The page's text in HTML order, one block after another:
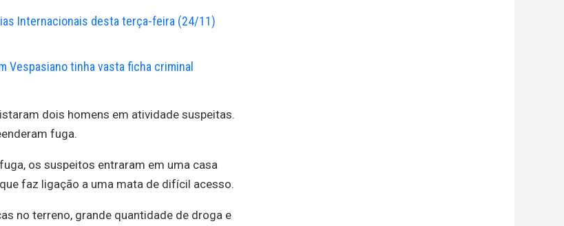
Internacionais desta terça-feira (24/11)
Vespasiano tinha vasta ficha criminal
dois homens em atividade suspeitas.
fuga.
os suspeitos entraram em uma casa
faz ligação a uma mata de difícil acesso.
no terreno, grande quantidade de droga e